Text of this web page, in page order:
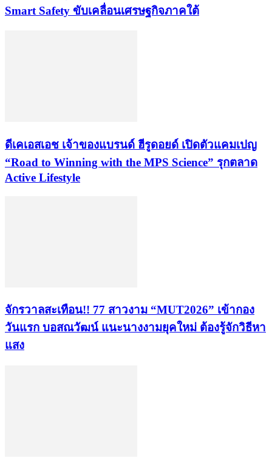
Smart Safety ขับเคลื่อนเศรษฐกิจภาคใต้
ดีเคเอสเอช เจ้าของแบรนด์ ฮีรูดอยด์ เปิดตัวแคมเปญ
“Road to Winning with the MPS Science” รุกตลาด
Active Lifestyle
จักรวาลสะเทือน!! 77 สาวงาม “MUT2026” เข้ากอง
วันแรก บอสณวัฒน์ แนะนางงามยุคใหม่ ต้องรู้จักวิธีหา
แสง